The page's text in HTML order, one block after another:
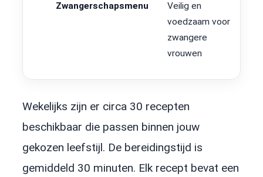
Zwangerschapsmenu
Veilig en
voedzaam voor
zwangere
vrouwen
Wekelijks zijn er circa 30 recepten
beschikbaar die passen binnen jouw
gekozen leefstijl. De bereidingstijd is
gemiddeld 30 minuten. Elk recept bevat een